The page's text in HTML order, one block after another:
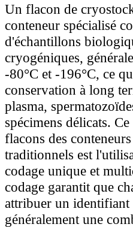
Un flacon de
conteneur spécialisé
d'échantillons
cryogéniques,
-80°C et -196°C, ce
conservation à long
plasma,
spécimens délicats.
flacons des
traditionnels est
codage unique et
codage garantit que
attribuer un
généralement une